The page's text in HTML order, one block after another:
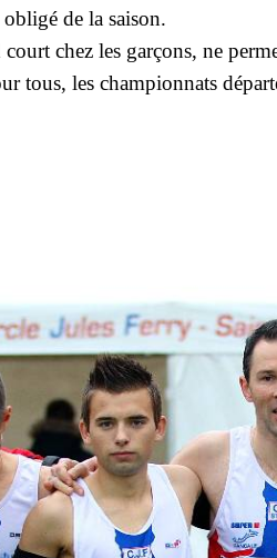
de la saison.
chez les garçons, ne
tous, les championnats